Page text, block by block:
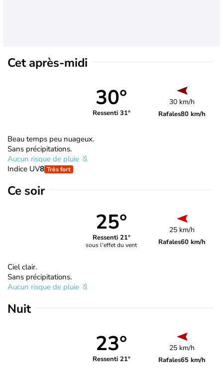
Cet après-midi
30°
Ressenti 31°
30 km/h
Rafales80 km/h
Beau temps peu nuageux.
Sans précipitations.
Aucun risque de pluie
Indice UV8 Très fort
Ce soir
25°
Ressenti 21°
sous l'effet du vent
25 km/h
Rafales60 km/h
Ciel clair.
Sans précipitations.
Aucun risque de pluie
Nuit
23°
Ressenti 21°
25 km/h
Rafales65 km/h